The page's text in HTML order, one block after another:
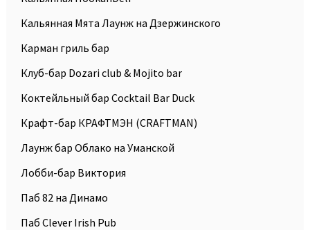
Кальянная Мята Лаунж на Дзержинского
Карман гриль бар
Клуб-бар Dozari club & Mojito bar
Коктейльный бар Cocktail Bar Duck
Крафт-бар КРАФТМЭН (CRAFTMAN)
Лаунж бар Облако на Уманской
Лобби-бар Виктория
Паб 82 на Динамо
Паб Clever Irish Pub